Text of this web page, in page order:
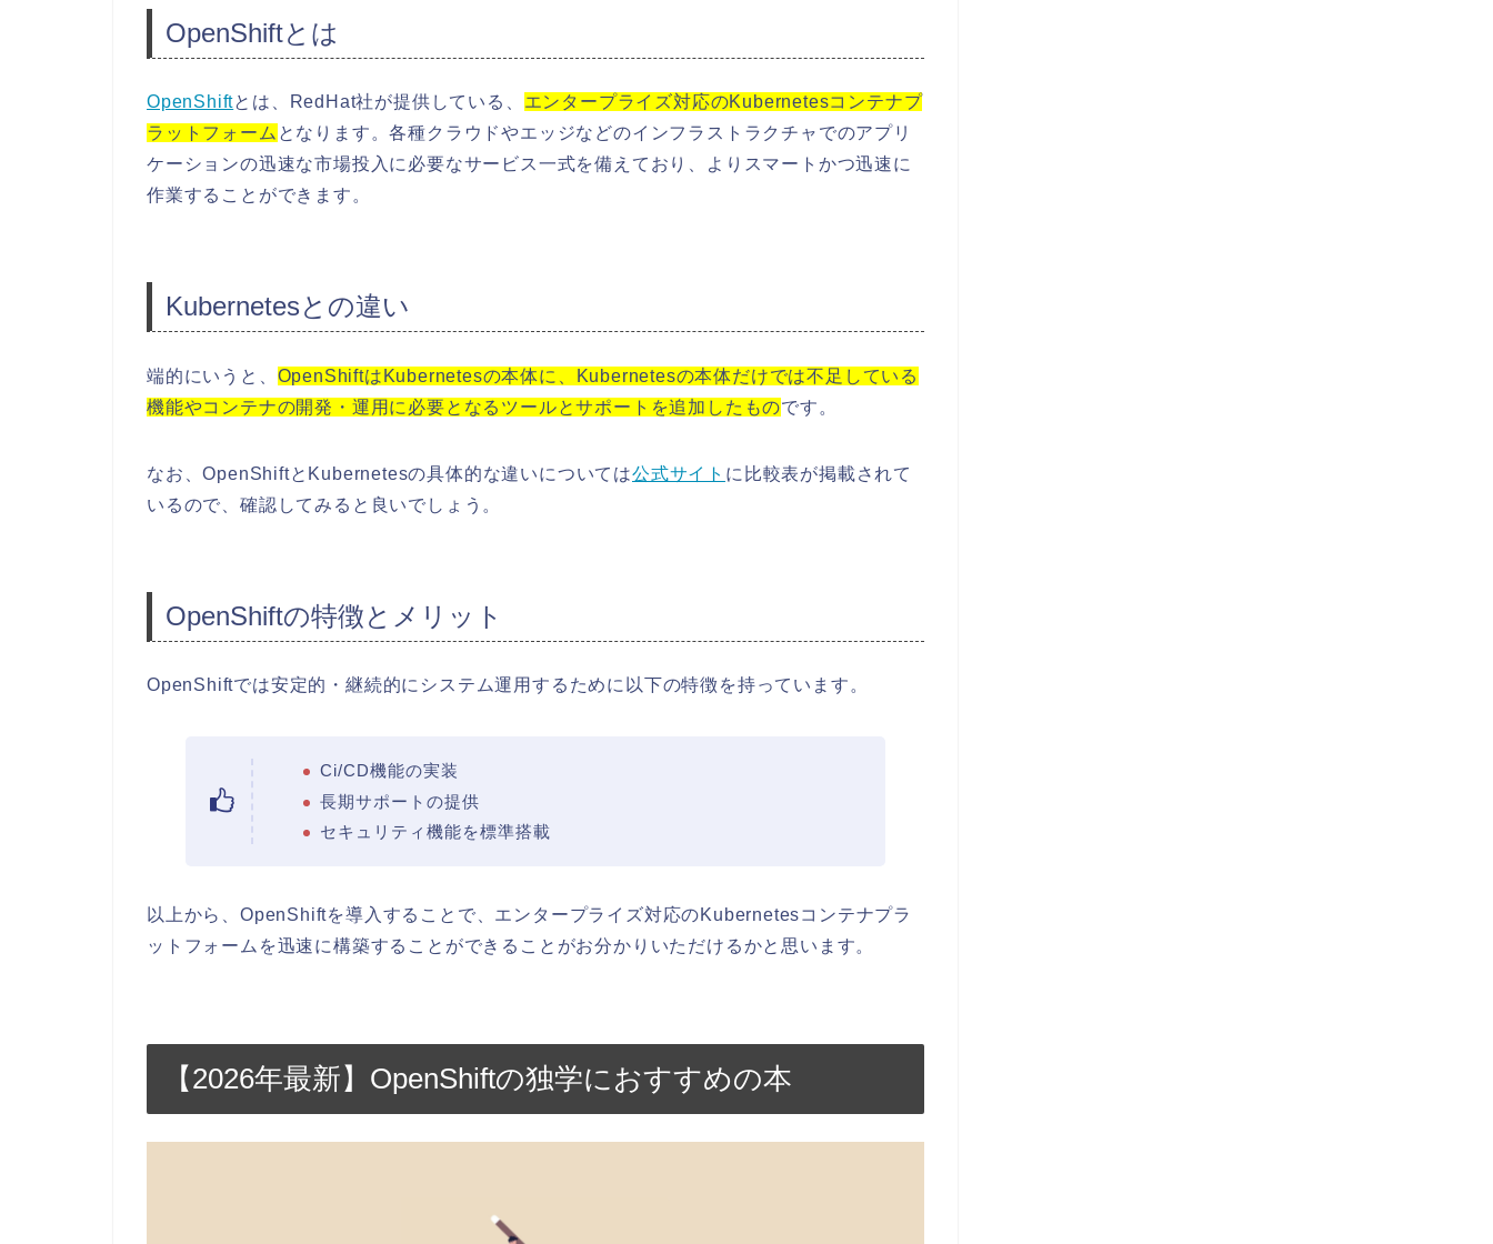
OpenShiftとは
OpenShiftとは、RedHat社が提供している、 エンタープライズ対応のKubernetesコンテナプ
ラットフォーム となります。各種クラウドやエッジなどのインフラストラクチャでのアプリ
ケーションの迅速な市場投入に必要なサービス一式を備えており、よりスマートかつ迅速に
作業することができます。
Kubernetesとの違い
端的にいうと、 OpenShiftはKubernetesの本体に、Kubernetesの本体だけでは不足している
機能やコンテナの開発・運用に必要となるツールとサポートを追加したものです。
なお、OpenShiftとKubernetesの具体的な違いについては公式サイト に比較表が掲載されて
いるので、確認してみると良いでしょう。
OpenShiftの特徴とメリット
OpenShiftでは安定的・継続的にシステム運用するために以下の特徴を持っています。
Ci/CD機能の実装
長期サポートの提供
セキュリティ機能を標準搭載
以上から、OpenShiftを導入することで、エンタープライズ対応のKubernetesコンテナプラ
ットフォームを迅速に構築することができることがお分かりいただけるかと思います。
【2026年最新】OpenShiftの独学におすすめの本